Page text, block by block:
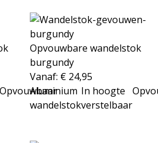
Opvouwbaar
Opvouwbare wandelstok
burgundy
Vanaf: €24,95
Aluminium
wandelstok
In hoogte
verstelbaar